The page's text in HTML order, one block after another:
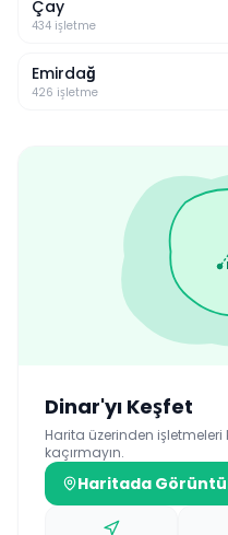
Çay
434 işletme
Emirdağ
426 işletme
Dinar'yı Keşfet
Harita üzerinden işletmeleri
kaçırmayın.
Haritada